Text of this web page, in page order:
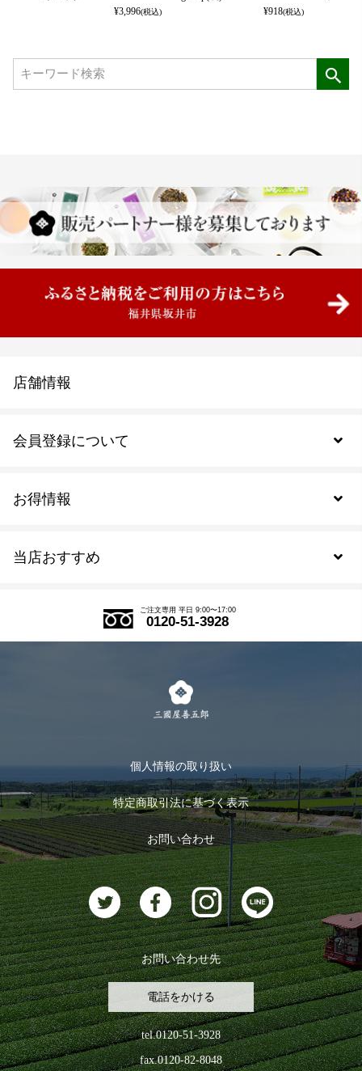
¥3,996(税込)
¥918(税込)
当店おすすめ
式部の香りシリーズ
お茶のギフト
おすすめのお茶
お茶に合うスイーツ
お得情報
会員登録について
会員規約について
ログイン
ログアウト
店舗情報
ご注文専用 平日 9:00〜17:00
0120-51-3928
個人情報の取り扱い
特定商取引法に基づく表示
お問い合わせ
お問い合わせ先
電話をかける
tel.0120-51-3928
fax.0120-82-8048